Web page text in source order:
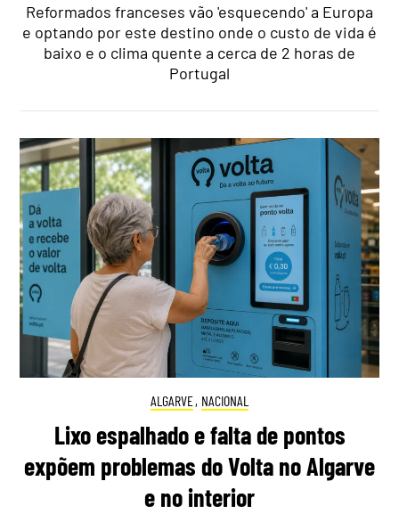
Reformados franceses vão 'esquecendo' a Europa
e optando por este destino onde o custo de vida é
baixo e o clima quente a cerca de 2 horas de
Portugal
ALGARVE, NACIONAL
Lixo espalhado e falta de pontos
expõem problemas do Volta no Algarve
e no interior